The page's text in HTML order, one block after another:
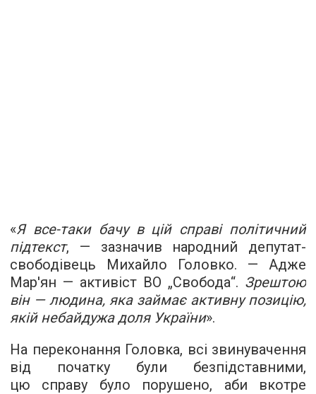
«Я все-таки бачу в цій справі політичний
підтекст, — зазначив народний депутат-
свободівець Михайло Головко. — Адже
Мар'ян — активіст ВО „Свобода“. Зрештою
він — людина, яка займає активну позицію,
якій небайдужа доля України».
На переконання Головка, всі звинувачення
від початку були безпідставними,
цю справу було порушено, аби вкотре